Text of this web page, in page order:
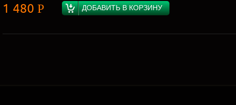
1 480 Р ДОБАВИТЬ В КОРЗИНУ